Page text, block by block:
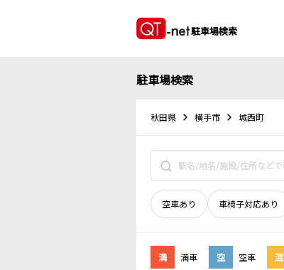
駐車場検索
駐車場検索
秋田県 横手市 城西町
空車あり 車椅子対応あり
満 満車 空 空車 混